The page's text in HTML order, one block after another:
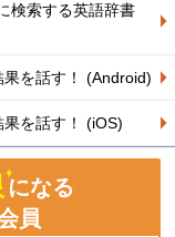
検索する英語辞書
を話す！ (Android)
を話す！ (iOS)
になる
員